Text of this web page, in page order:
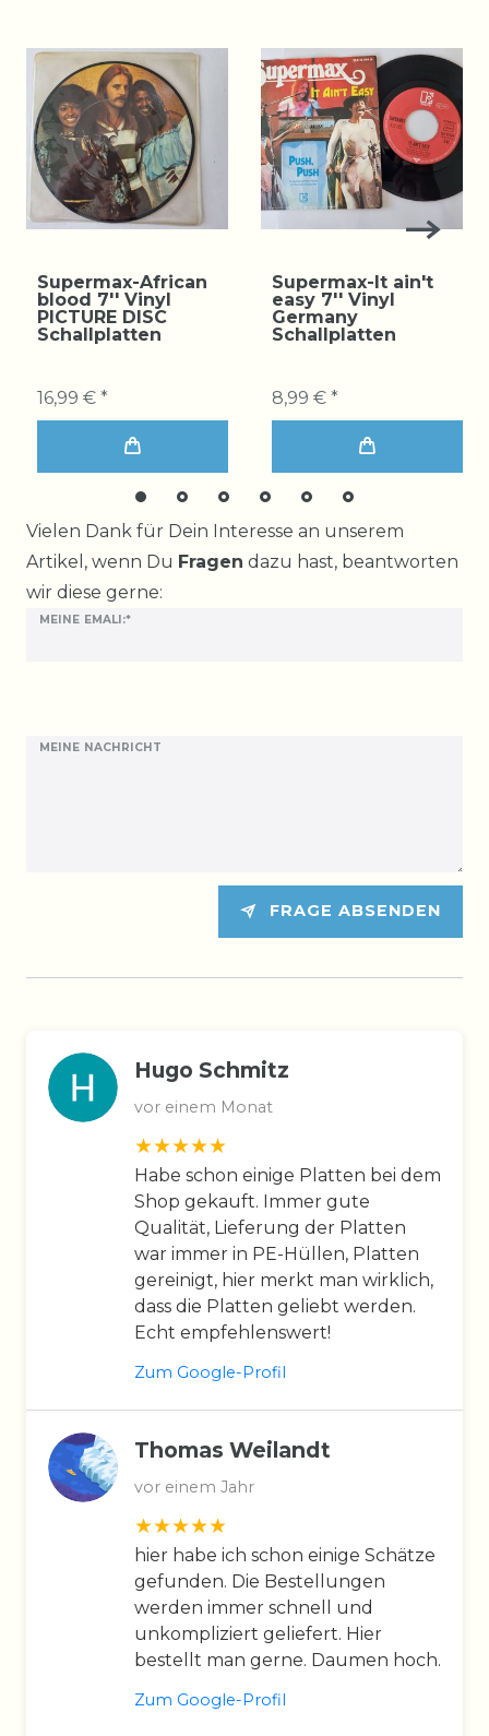
Supermax-African
blood 7'' Vinyl
PICTURE DISC
Schallplatten
16,99 € *
Supermax-It ain't
easy 7'' Vinyl
Germany
Schallplatten
8,99 € *
Vielen Dank für Dein Interesse an unserem
Artikel, wenn Du Fragen dazu hast, beantworten
wir diese gerne:
MEINE EMALI:*
MEINE NACHRICHT
Ceres::Template.mailFormHoneypotLabel
FRAGE ABSENDEN
Hugo Schmitz
vor einem Monat
Habe schon einige Platten bei dem
Shop gekauft. Immer gute
Qualität, Lieferung der Platten
war immer in PE-Hüllen, Platten
gereinigt, hier merkt man wirklich,
dass die Platten geliebt werden.
Echt empfehlenswert!
Zum Google-Profil
Thomas Weilandt
vor einem Jahr
hier habe ich schon einige Schätze
gefunden. Die Bestellungen
werden immer schnell und
unkompliziert geliefert. Hier
bestellt man gerne. Daumen hoch.
Zum Google-Profil